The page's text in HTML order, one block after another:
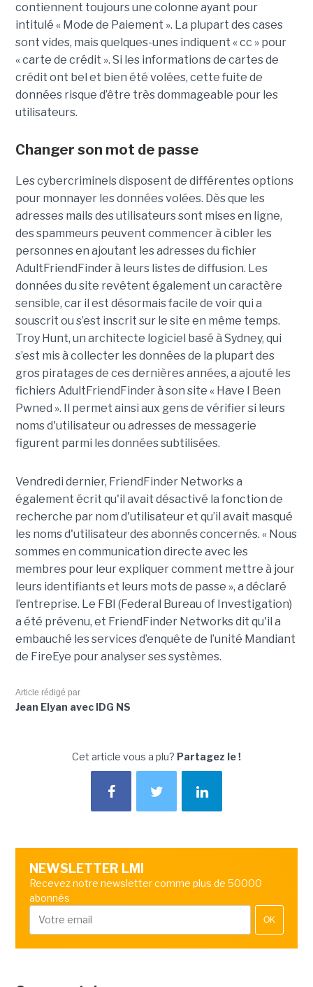
contiennent toujours une colonne ayant pour
intitulé « Mode de Paiement ». La plupart des cases
sont vides, mais quelques-unes indiquent « cc » pour
« carte de crédit ». Si les informations de cartes de
crédit ont bel et bien été volées, cette fuite de
données risque d’être très dommageable pour les
utilisateurs.
Changer son mot de passe
Les cybercriminels disposent de différentes options
pour monnayer les données volées. Dès que les
adresses mails des utilisateurs sont mises en ligne,
des spammeurs peuvent commencer à cibler les
personnes en ajoutant les adresses du fichier
AdultFriendFinder à leurs listes de diffusion. Les
données du site revêtent également un caractère
sensible, car il est désormais facile de voir qui a
souscrit ou s’est inscrit sur le site en même temps.
Troy Hunt, un architecte logiciel basé à Sydney, qui
s’est mis à collecter les données de la plupart des
gros piratages de ces dernières années, a ajouté les
fichiers AdultFriendFinder à son site « Have I Been
Pwned ». Il permet ainsi aux gens de vérifier si leurs
noms d'utilisateur ou adresses de messagerie
figurent parmi les données subtilisées.
Vendredi dernier, FriendFinder Networks a
également écrit qu'il avait désactivé la fonction de
recherche par nom d'utilisateur et qu’il avait masqué
les noms d'utilisateur des abonnés concernés. « Nous
sommes en communication directe avec les
membres pour leur expliquer comment mettre à jour
leurs identifiants et leurs mots de passe », a déclaré
l’entreprise. Le FBI (Federal Bureau of Investigation)
a été prévenu, et FriendFinder Networks dit qu'il a
embauché les services d’enquête de l’unité Mandiant
de FireEye pour analyser ses systèmes.
Article rédigé par
Jean Elyan avec IDG NS
Cet article vous a plu? Partagez le !
NEWSLETTER LMI
Recevez notre newsletter comme plus de 50000
abonnés
OK